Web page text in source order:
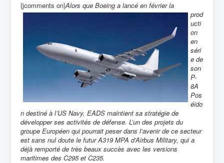
{jcomments on}Alors que Boeing a lancé en février la
prod
ucti
on
en
séri
e de
son
P-
8A
Pos
éido
n destiné à l’US Navy, EADS maintient sa stratégie de
développer ses activités de défense. L’un des projets du
groupe Européen qui pourrait peser dans l’avenir de ce secteur
est sans nul doute le futur A319 MPA d’Airbus Military, qui a
déjà remporté de très beaux succès avec les versions
maritimes des C295 et C235.